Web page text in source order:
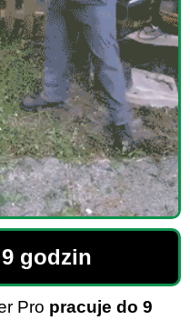
godzin
Pro pracuje do 9